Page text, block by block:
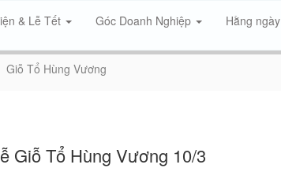
& Lễ Tết Góc Doanh Nghiệp Hằng ngày
Giỗ Tổ Hùng Vương
Giỗ Tổ Hùng Vương 10/3